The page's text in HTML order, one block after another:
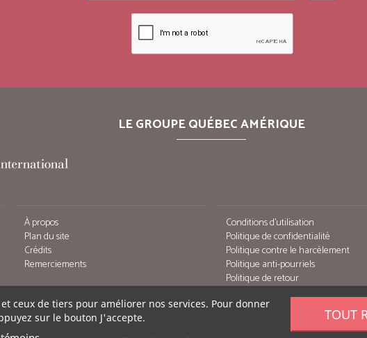
LE GROUPE QUÉBEC AMÉRIQUE
À propos
Plan du site
Crédits
Remerciements
Conditions d’utilisation
Politique de confidentialité
Politique contre le harcèlement
Politique anti-pourriels
Politique de retour
ceux de tiers pour améliorer nos services. Pour donner
sur le bouton J'accepte.
TOUT